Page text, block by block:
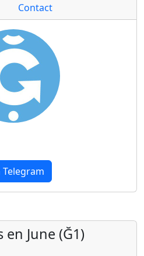
Contact
Telegram
en June (Ğ1)